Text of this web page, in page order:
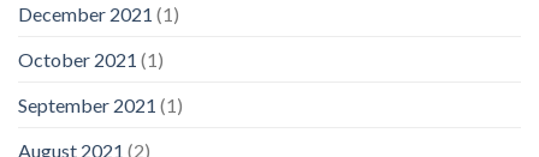
December 2021 (1)
October 2021 (1)
September 2021 (1)
August 2021 (2)